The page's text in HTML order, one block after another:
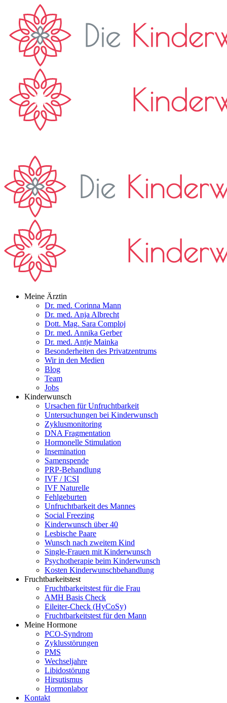
Meine Ärztin
Dr. med. Corinna Mann
Dr. med. Anja Albrecht
Dott. Mag. Sara Comploj
Dr. med. Annika Gerber
Dr. med. Antje Mainka
Besonderheiten des Privatzentrums
Wir in den Medien
Blog
Team
Jobs
Kinderwunsch
Ursachen für Unfruchtbarkeit
Untersuchungen bei Kinderwunsch
Zyklusmonitoring
DNA Fragmentation
Hormonelle Stimulation
Insemination
Samenspende
PRP-Behandlung
IVF / ICSI
IVF Naturelle
Fehlgeburten
Unfruchtbarkeit des Mannes
Social Freezing
Kinderwunsch über 40
Lesbische Paare
Wunsch nach zweitem Kind
Single-Frauen mit Kinderwunsch
Psychotherapie beim Kinderwunsch
Kosten Kinderwunschbehandlung
Fruchtbarkeitstest
Fruchtbarkeitstest für die Frau
AMH Basis Check
Eileiter-Check (HyCoSy)
Fruchtbarkeitstest für den Mann
Meine Hormone
PCO-Syndrom
Zyklusstörungen
PMS
Wechseljahre
Libidostörung
Hirsutismus
Hormonlabor
Kontakt